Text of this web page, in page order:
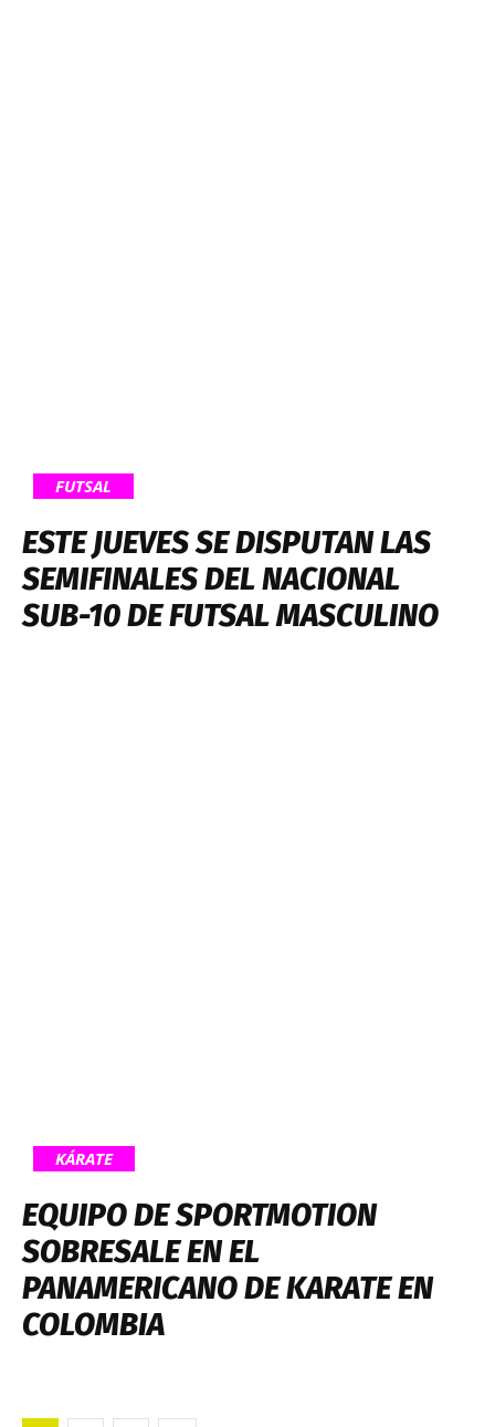
FUTSAL
ESTE JUEVES SE DISPUTAN LAS
SEMIFINALES DEL NACIONAL
SUB-10 DE FUTSAL MASCULINO
KÁRATE
EQUIPO DE SPORTMOTION
SOBRESALE EN EL
PANAMERICANO DE KARATE EN
COLOMBIA